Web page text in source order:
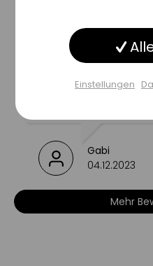
vermindert den
langanhaltende,
Gabi
04.12.2023
Mehr
Sonstige
Einstellungen